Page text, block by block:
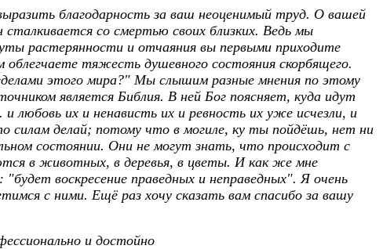
благодарность за ваш неоценимый труд. О вашей
со смертью своих близких. Ведь мы
растерянности и отчаяния вы первыми приходите
тяжесть душевного состояния скорбящего.
этого мира?" Мы слышим разные мнения по этому
является Библия. В ней Бог поясняет, куда идут
их и ненависть их и ревность их уже исчезли, и
силам делай; потому что в могиле, ку ты пойдёшь, нет ни
состоянии. Они не могут знать, что происходит с
в животных, в деревья, в цветы. И как же мне
воскресение праведных и неправедных". Я очень
с ними. Ещё раз хочу сказать вам спасибо за вашу
и достойно